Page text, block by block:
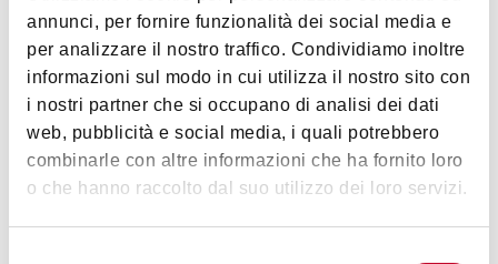
annunci, per fornire funzionalità dei social media e
per analizzare il nostro traffico. Condividiamo inoltre
informazioni sul modo in cui utilizza il nostro sito con
i nostri partner che si occupano di analisi dei dati
web, pubblicità e social media, i quali potrebbero
combinarle con altre informazioni che ha fornito loro
o che hanno raccolto dal suo utilizzo dei loro servizi.
Piatti a base di tartufi, funghi porcini pregiati, carni
selezionate, menù stagionali. Pasta fatta a mano.
Carte accettate
Diners